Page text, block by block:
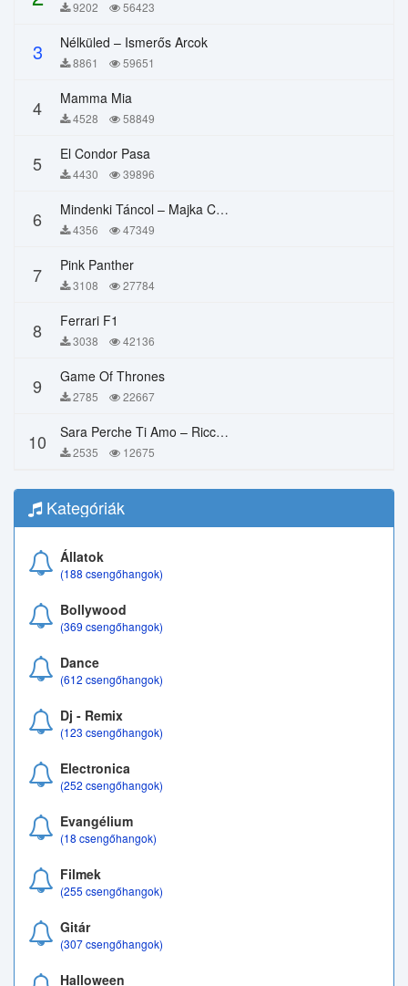
9202 56423
3 Nélküled – Ismerős Arcok
8861 59651
4 Mamma Mia
4528 58849
5 El Condor Pasa
4430 39896
6 Mindenki Táncol – Majka Curtis, Péter Majoros
4356 47349
7 Pink Panther
3108 27784
8 Ferrari F1
3038 42136
9 Game Of Thrones
2785 22667
10 Sara Perche Ti Amo – Ricchi E Poveri
2535 12675
Kategóriák
Állatok
(188 csengőhangok)
Bollywood
(369 csengőhangok)
Dance
(612 csengőhangok)
Dj - Remix
(123 csengőhangok)
Electronica
(252 csengőhangok)
Evangélium
(18 csengőhangok)
Filmek
(255 csengőhangok)
Gitár
(307 csengőhangok)
Halloween